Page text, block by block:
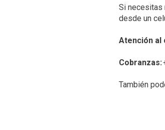
Si necesitas
desde un
Atención al
Cobranzas:
También